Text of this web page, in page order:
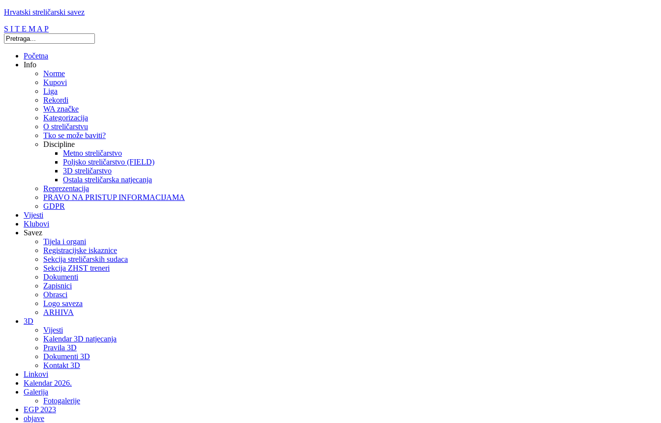
Hrvatski streličarski savez
S I T E M A P
Početna
Info
Norme
Kupovi
Liga
Rekordi
WA značke
Kategorizacija
O streličarstvu
Tko se može baviti?
Discipline
Metno streličarstvo
Poljsko streličarstvo (FIELD)
3D streličarstvo
Ostala streličarska natjecanja
Reprezentacija
PRAVO NA PRISTUP INFORMACIJAMA
GDPR
Vijesti
Klubovi
Savez
Tijela i organi
Registracijske iskaznice
Sekcija streličarskih sudaca
Sekcija ZHST treneri
Dokumenti
Zapisnici
Obrasci
Logo saveza
ARHIVA
3D
Vijesti
Kalendar 3D natjecanja
Pravila 3D
Dokumenti 3D
Kontakt 3D
Linkovi
Kalendar 2026.
Galerija
Fotogalerije
EGP 2023
objave